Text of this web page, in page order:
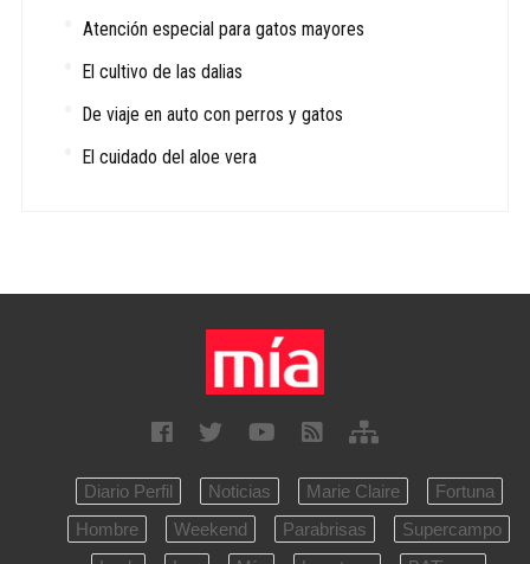
Atención especial para gatos mayores
El cultivo de las dalias
De viaje en auto con perros y gatos
El cuidado del aloe vera
Diario Perfil Noticias Marie Claire
Fortuna
Hombre
Weekend Parabrisas
Supercampo